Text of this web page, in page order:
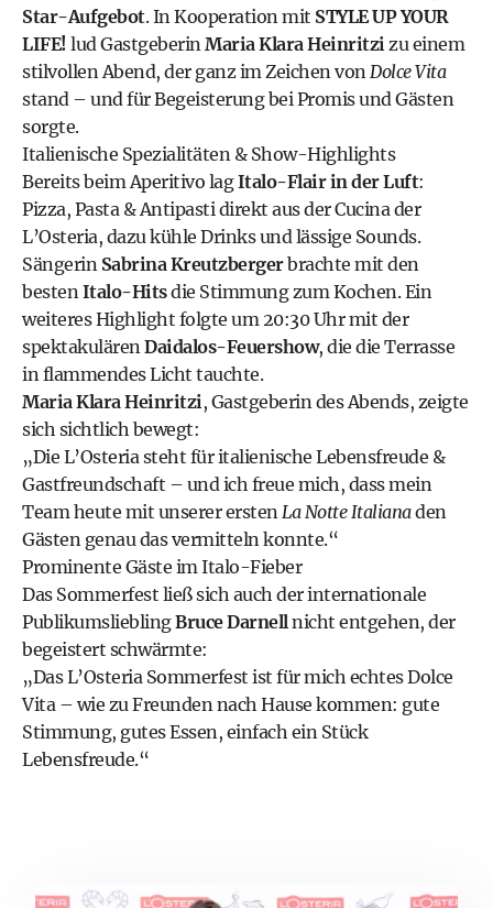
Star-Aufgebot. In Kooperation mit STYLE UP YOUR
LIFE! lud GastgeberinMaria Klara Heinritzizu einem
stilvollen Abend, der ganz im Zeichen vonDolce Vita
stand – und für Begeisterung bei Promis und Gästen
sorgte.
Italienische Spezialitäten & Show-Highlights
Bereits beim Aperitivo lagItalo-Flair in der Luft:
Pizza, Pasta & Antipasti direkt aus der Cucina der
L’Osteria, dazu kühle Drinks und lässige Sounds.
Sängerin Sabrina Kreutzbergerbrachte mit den
bestenItalo-Hitsdie Stimmung zum Kochen. Ein
weiteres Highlight folgte um 20:30 Uhr mit der
spektakulärenDaidalos-Feuershow, die die Terrasse
in flammendes Licht tauchte.
Maria Klara Heinritzi, Gastgeberin des Abends, zeigte
sich sichtlich bewegt:
„Die L’Osteria steht für italienische Lebensfreude &
Gastfreundschaft – und ich freue mich, dass mein
Team heute mit unserer erstenLa Notte Italianaden
Gästen genau das vermitteln konnte.“
Prominente Gäste im Italo-Fieber
Das Sommerfest ließ sich auch der internationale
PublikumslieblingBruce Darnellnicht entgehen, der
begeistert schwärmte:
„Das L’Osteria Sommerfest ist für mich echtes Dolce
Vita – wie zu Freunden nach Hause kommen: gute
Stimmung, gutes Essen, einfach ein Stück
Lebensfreude.“